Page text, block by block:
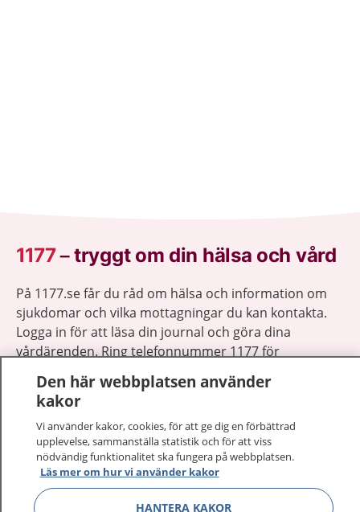
1177–tryggt om din hälsa och vård
På 1177.se får du råd om hälsa och information om
sjukdomar och vilka mottagningar du kan kontakta.
Logga in för att läsa din journal och göra dina
vårdärenden. Ring telefonnummer 1177 för
1177 ger dig råd när du vill må bättre.
1177 på flera språk Visa
Den här webbplatsen använder
kakor
Vi använder kakor, cookies, för att ge dig en förbättrad
upplevelse, sammanställa statistik och för att viss
nödvändig funktionalitet ska fungera på webbplatsen.
Läs mer om hur vi använder kakor
HANTERA KAKOR